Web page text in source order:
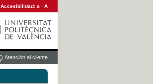
Accesibilidad: a · A
Atención al cliente